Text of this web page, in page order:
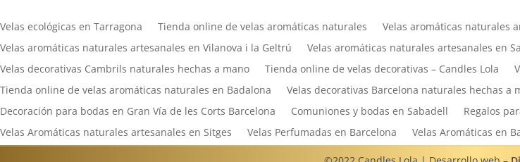
Velas ecológicas en Tarragona Tienda online de velas aromáticas naturales Velas aromáticas naturales
Velas aromáticas naturales artesanales en Vilanova i la Geltrú
Velas aromáticas naturales artesanales en
Velas decorativas Cambrils naturales hechas a mano
Tienda online de velas decorativas – Candles Lola
Tienda online de velas aromáticas naturales en Badalona
Velas decorativas Barcelona naturales hechas a
Decoración para bodas en Gran Vía de les Corts Barcelona
Comuniones y bodas en Sabadell Regalos
Velas Aromáticas naturales artesanales en Sitges
Velas Perfumadas en Barcelona Velas Aromáticas en